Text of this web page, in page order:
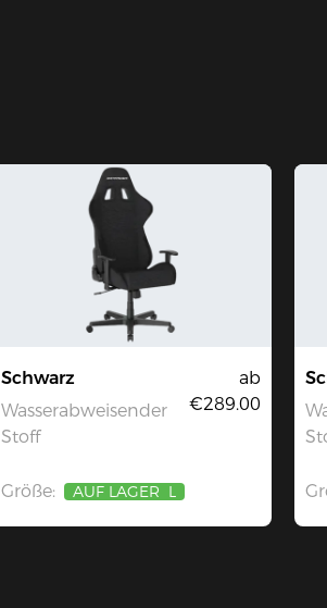
Schwarz
Wasserabweisender
Stoff
ab
€289.00
Größe: AUF LAGER L